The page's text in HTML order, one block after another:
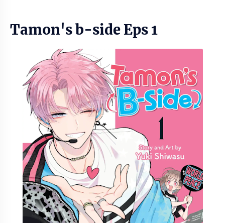
Tamon's b-side Eps 1